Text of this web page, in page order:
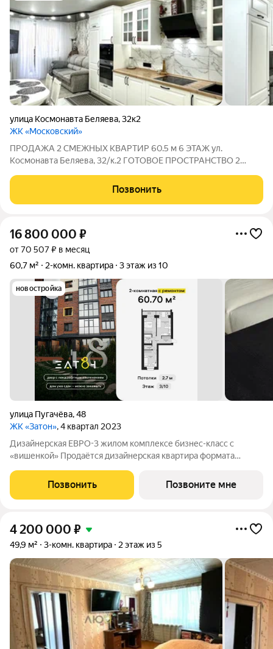
улица Космонавта Беляева,32к2
ЖК «Московский»
ПРОДАЖА 2 СМЕЖНЫХ КВАРТИР 60.5 м 6 ЭТАЖ ул.
Космонавта Беляева, 32/к.2 ГОТОВОЕ ПРОСТРАНСТВО 2
Позвонить
16 800 000 ₽
от 70 507 ₽ в месяц
60,7 м²
2-комн. квартира 3 этаж из 10
новостройка
улица Пугачёва,48
ЖК «Затон», 4 квартал 2023
Дизайнерская ЕВРО-3 жилом комплексе бизнес-класс с
«вишенкой» Продаётся дизайнерская квартира формата
остеклением. Квартира полностью готова к жизни выполнен
дизайнерский ремонт «под ключ»,
Позвонить Позвоните мне
4 200 000 ₽
49,9 м² 3-комн. квартира 2 этаж из 5